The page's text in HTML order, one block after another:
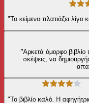
"Το κείμενο πλατιάζει λίγο
"Αρκετά όμορφο βιβλίο
σκέψεις, να δημιουργήσει ερωτήματα αλλά να σου δώσει και
"Το βιβλίο καλό. Η